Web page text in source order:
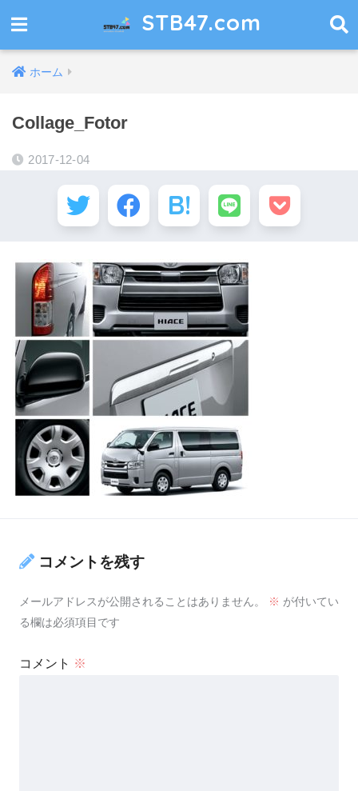
STB47.com
ホーム
Collage_Fotor
2017-12-04
コメントを残す
メールアドレスが公開されることはありません。 ※ が付いてい
る欄は必須項目です
コメント ※